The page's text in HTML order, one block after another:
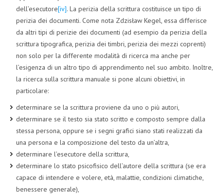
dell’esecutore[iv]. La perizia della scrittura costituisce un tipo di
perizia dei documenti. Come nota Zdzisław Kegel, essa differisce
da altri tipi di perizie dei documenti (ad esempio da perizia della
scrittura tipografica, perizia dei timbri, perizia dei mezzi coprenti)
non solo per la differente modalità di ricerca ma anche per
l’esigenza di un altro tipo di apprendimento nel suo ambito. Inoltre,
la ricerca sulla scrittura manuale si pone alcuni obiettivi, in
particolare:
determinare se la scrittura proviene da uno o più autori,
determinare se il testo sia stato scritto e composto sempre dalla
stessa persona, oppure se i segni grafici siano stati realizzati da
una persona e la composizione del testo da un’altra,
determinare l’esecutore della scrittura,
determinare lo stato psicofisico dell’autore della scrittura (se era
capace di intendere e volere, età, malattie, condizioni climatiche,
benessere generale),